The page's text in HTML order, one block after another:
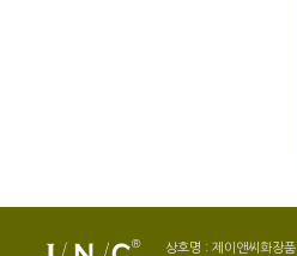
상호명 : 제이앤씨화장품